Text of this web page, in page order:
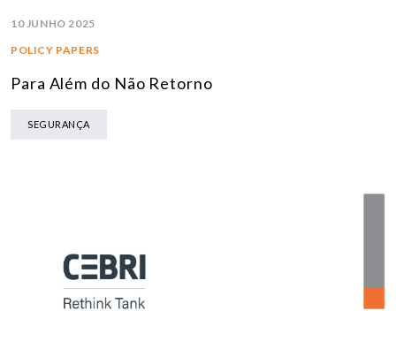
10 JUNHO 2025
POLICY PAPERS
Para Além do Não Retorno
SEGURANÇA